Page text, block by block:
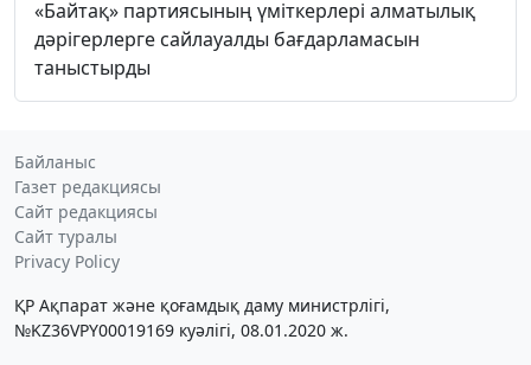
«Байтақ» партиясының үміткерлері алматылық
дәрігерлерге сайлауалды бағдарламасын
таныстырды
Байланыс
Газет редакциясы
Сайт редакциясы
Сайт туралы
Privacy Policy
ҚР Ақпарат және қоғамдық даму министрлігі,
№KZ36VPY00019169 куәлігі, 08.01.2020 ж.